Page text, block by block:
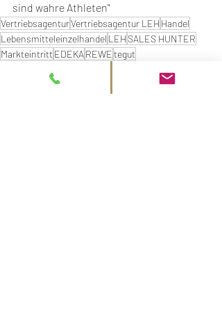
sind wahre Athleten"
VertriebsagenturVertriebsagentur LEH Handel
Lebensmitteleinzelhandel LEH SALES HUNTER
Markteintritt EDEKAREWEtegut